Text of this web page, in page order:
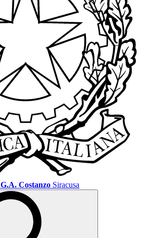
G.A. Costanzo Siracusa